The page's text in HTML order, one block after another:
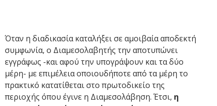
Όταν η διαδικασία καταλήξει σε αμοιβαία αποδεκτή
συμφωνία, ο Διαμεσολαβητής την αποτυπώνει
εγγράφως -και αφού την υπογράψουν και τα δύο
μέρη- με επιμέλεια οποιουδήποτε από τα μέρη το
πρακτικό κατατίθεται στο πρωτοδικείο της
περιοχής όπου έγινε η Διαμεσολάβηση. Έτσι, η